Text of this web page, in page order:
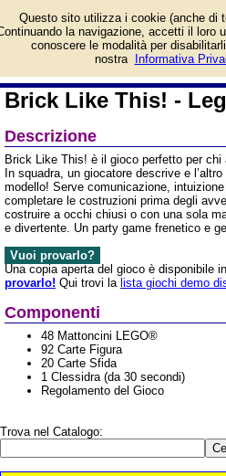
Brick Like This! -
Descrizione
Brick Like This! è il gioco perfetto per
In squadra, un giocatore descrive e
modello! Serve comunicazione,
completare le costruzioni prima degli
costruire a occhi chiusi o con una sola
e divertente. Un party game frenetico e
Vuoi provarlo?
Una copia aperta del gioco è disponibile
provarlo! Qui trovi la lista giochi demo
Componenti
48 Mattoncini LEGO®
92 Carte Figura
20 Carte Sfida
1 Clessidra (da 30 secondi)
Regolamento del Gioco
Trova nel Catalogo:
Questo sito utilizza i cookie (anche di
la navigazione, accetti il loro
conoscere le modalità per
nostra
Informativa